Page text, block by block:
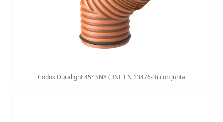
Codos Duralight 45° SN8 (UNE EN 13476-3) con Junta